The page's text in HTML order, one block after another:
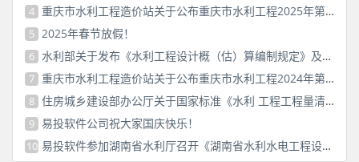
4 重庆市水利工程造价站关于公布重庆市水利工程2025年第一期人工费价格信息的通知
5 2025年春节放假！
6 水利部关于发布《水利工程设计概（估）算编制规定》及水利工程系列定额的通知
7 重庆市水利工程造价站关于公布重庆市水利工程2024年第二期人工费价格信息的通知
8 住房城乡建设部办公厅关于国家标准《水利 工程工程量清单计价标准（征求意见稿）》 公开征求意见的通知
9 易投软件公司祝大家国庆快乐！
10 易投软件参加湖南省水利厅召开《湖南省水利水电工程设计概（估）算编制规定》（2025版）咨询会议